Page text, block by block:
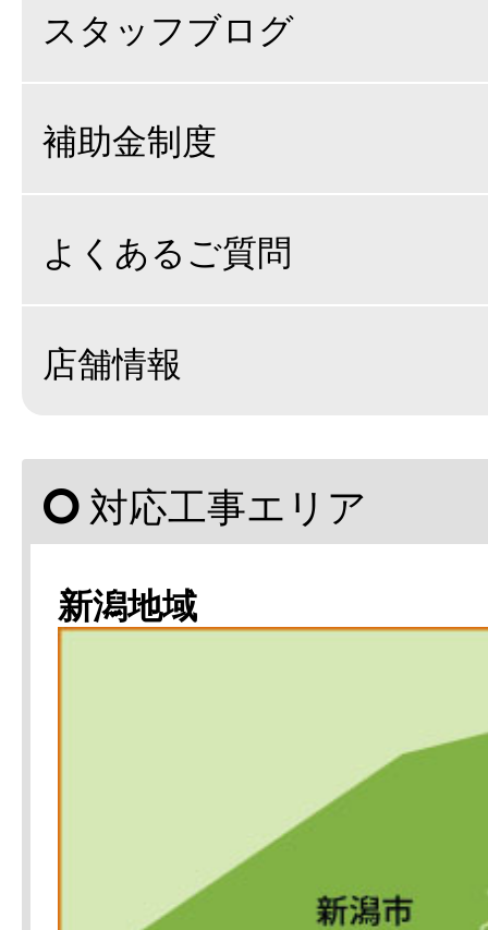
スタッフブログ
補助金制度
よくあるご質問
店舗情報
対応工事エリア
新潟地域